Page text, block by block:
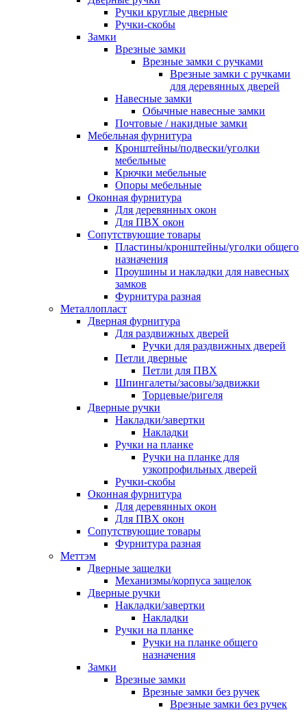
Ручки круглые дверные
Ручки-скобы
Замки
Врезные замки
Врезные замки с ручками
Врезные замки с ручками
для деревянных дверей
Навесные замки
Обычные навесные замки
Почтовые / накидные замки
Мебельная фурнитура
Кронштейны/подвески/уголки
мебельные
Крючки мебельные
Опоры мебельные
Оконная фурнитура
Для деревянных окон
Для ПВХ окон
Сопутствующие товары
Пластины/кронштейны/уголки общего
назначения
Проушины и накладки для навесных
замков
Фурнитура разная
Металлопласт
Дверная фурнитура
Для раздвижных дверей
Ручки для раздвижных дверей
Петли дверные
Петли для ПВХ
Шпингалеты/засовы/задвижки
Торцевые/ригеля
Дверные ручки
Накладки/завертки
Накладки
Ручки на планке
Ручки на планке для
узкопрофильных дверей
Ручки-скобы
Оконная фурнитура
Для деревянных окон
Для ПВХ окон
Сопутствующие товары
Фурнитура разная
Меттэм
Дверные защелки
Механизмы/корпуса защелок
Дверные ручки
Накладки/завертки
Накладки
Ручки на планке
Ручки на планке общего
назначения
Замки
Врезные замки
Врезные замки без ручек
Врезные замки без ручек